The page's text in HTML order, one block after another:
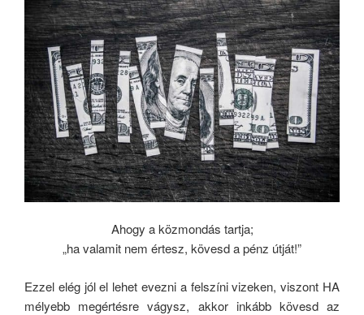
Ahogy a közmondás tartja;
„ha valamit nem értesz, kövesd a pénz útját!”
Ezzel elég jól el lehet evezni a felszíni vizeken, viszont HA
mélyebb megértésre vágysz, akkor inkább kövesd az